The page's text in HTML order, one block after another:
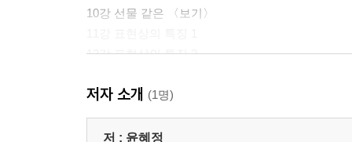
10강 선물 같은 〈보기〉
12강 표현상의 특징 2
14강 고전 시가 1
15강 고전 시가 2
해설 / 이 정도는 알아 두자, 쫌
저자 소개 (1명)
저 : 윤혜정